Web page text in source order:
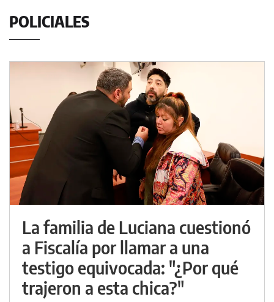
POLICIALES
La familia de Luciana cuestionó
a Fiscalía por llamar a una
testigo equivocada: "¿Por qué
trajeron a esta chica?"